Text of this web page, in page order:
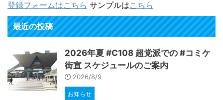
登録フォームはこちら サンプルはこちら
最近の投稿
2026年夏 #C108 超党派での #コミケ
街宣 スケジュールのご案内
2026/8/9
お知らせ